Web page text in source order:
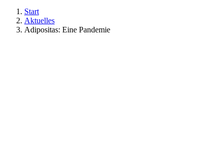
Start
Aktuelles
Adipositas: Eine Pandemie